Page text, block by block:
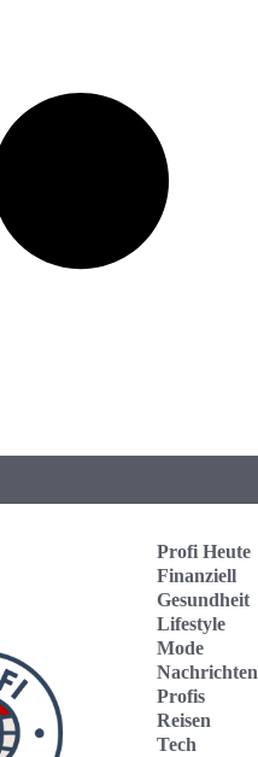
Profi Heute
Finanziell
Gesundheit
Lifestyle
Mode
Nachrichten
Profis
Reisen
Tech